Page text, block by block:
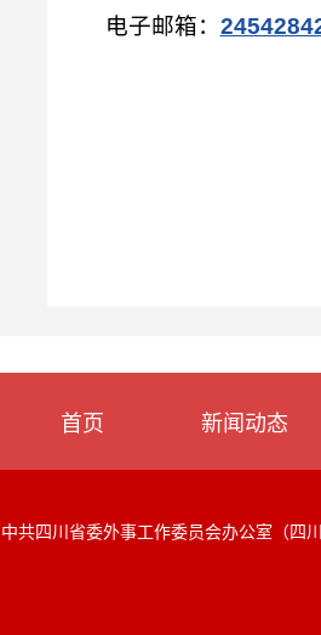
电子邮箱：
首页 新闻动态
中共四川省委外事工作委员会办公室（四